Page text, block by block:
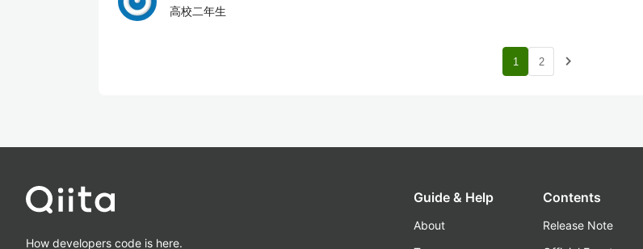
高校二年生
1 2 navigate_next
How developers code is here.
Guide & Help
About
Contents
Release Note